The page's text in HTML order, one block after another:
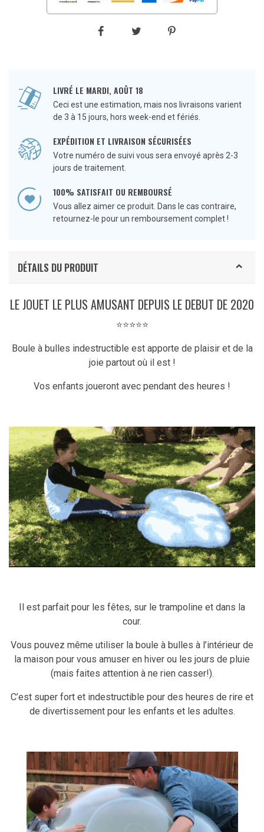
LIVRÉ LE MARDI, AOÛT 18
Ceci est une estimation, mais nos livraisons varient
de 3 à 15 jours, hors week-end et fériés.
EXPÉDITION ET LIVRAISON SÉCURISÉES
Votre numéro de suivi vous sera envoyé après 2-3
jours de traitement.
100% SATISFAIT OU REMBOURSÉ
Vous allez aimer ce produit. Dans le cas contraire,
retournez-le pour un remboursement complet !
DÉTAILS DU PRODUIT
LE JOUET LE PLUS AMUSANT DEPUIS LE DEBUT DE 2020
⭐️⭐️⭐️⭐️⭐️
Boule à bulles indestructible est apporte de plaisir et de la
joie partout où il est !
Vos enfants joueront avec pendant des heures !
Il est parfait pour les fêtes, sur le trampoline et dans la
cour.
Vous pouvez même utiliser la boule à bulles à l’intérieur de
la maison pour vous amuser en hiver ou les jours de pluie
(mais faites attention à ne rien casser!).
C’est super fort et indestructible pour des heures de rire et
de divertissement pour les enfants et les adultes.